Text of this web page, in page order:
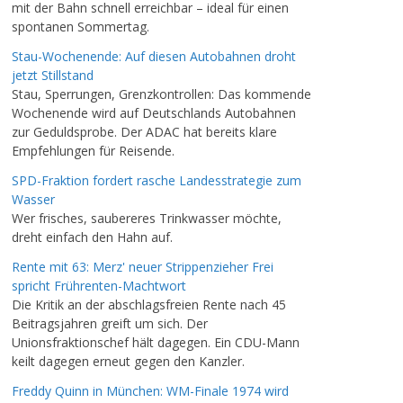
mit der Bahn schnell erreichbar – ideal für einen
spontanen Sommertag.
Stau-Wochenende: Auf diesen Autobahnen droht
jetzt Stillstand
Stau, Sperrungen, Grenzkontrollen: Das kommende
Wochenende wird auf Deutschlands Autobahnen
zur Geduldsprobe. Der ADAC hat bereits klare
Empfehlungen für Reisende.
SPD-Fraktion fordert rasche Landesstrategie zum
Wasser
Wer frisches, saubereres Trinkwasser möchte,
dreht einfach den Hahn auf.
Rente mit 63: Merz' neuer Strippenzieher Frei
spricht Frührenten-Machtwort
Die Kritik an der abschlagsfreien Rente nach 45
Beitragsjahren greift um sich. Der
Unionsfraktionschef hält dagegen. Ein CDU-Mann
keilt dagegen erneut gegen den Kanzler.
Freddy Quinn in München: WM-Finale 1974 wird